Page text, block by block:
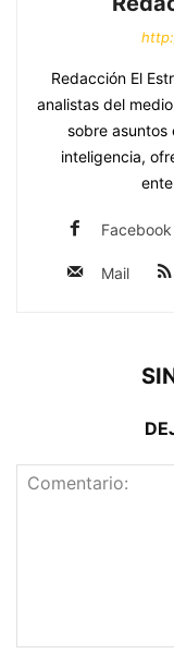
Redacción El
analistas del
sobre asuntos
inteligencia,
Facebook
Mail